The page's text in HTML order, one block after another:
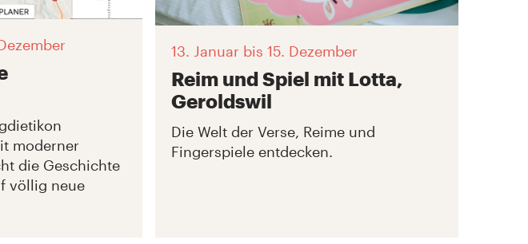
moderner
die Geschichte
völlig neue
13. Januar bis 15. Dezember
Reim und Spiel mit Lotta,
Geroldswil
Die Welt der Verse, Reime und
Fingerspiele entdecken.